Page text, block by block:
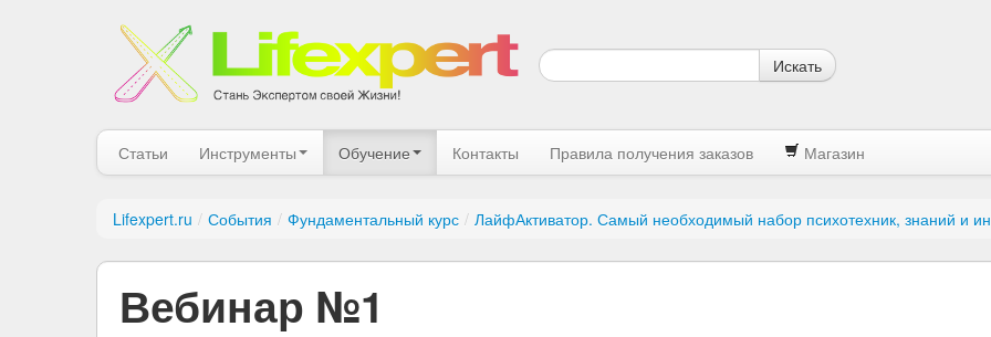
Искать
Статьи Инструменты Обучение Контакты Правила получения заказов Магазин
Lifexpert.ru / События / Фундаментальный курс / ЛайфАктиватор. Самый необходимый набор психотехник, знаний и
Вебинар №1